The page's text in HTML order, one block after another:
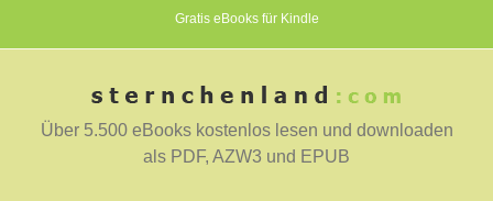
Gratis eBooks für Kindle
Über 5.500 eBooks kostenlos lesen und downloaden
als PDF, AZW3 und EPUB